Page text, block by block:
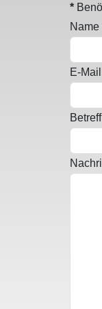
*
Name
E-Mail
Betreff